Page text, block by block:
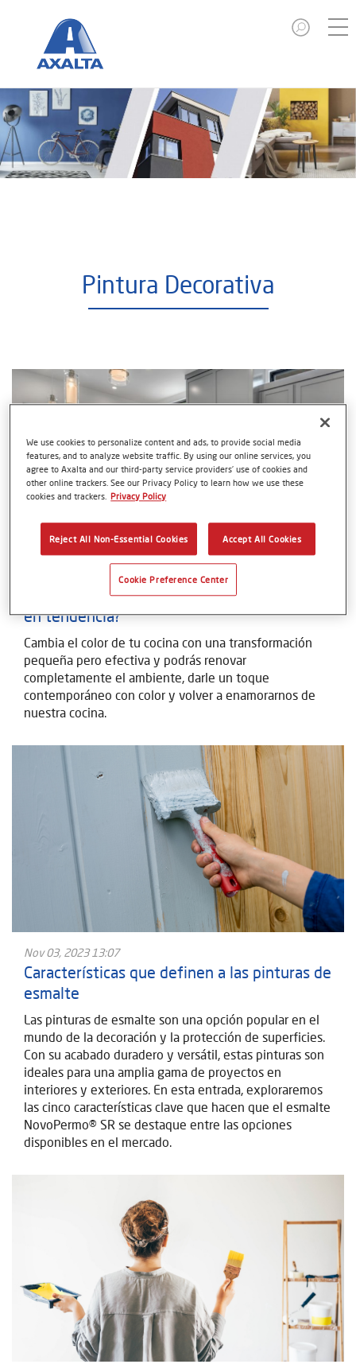
Pintura Decorativa
Colores para cocina, ¿cómo hacer que se vea
en tendencia?
Cambia el color de tu cocina con una transformación
pequeña pero efectiva y podrás renovar
completamente el ambiente, darle un toque
contemporáneo con color y volver a enamorarnos de
nuestra cocina.
Nov 03, 2023 13:07
Características que definen a las pinturas de
esmalte
Las pinturas de esmalte son una opción popular en el
mundo de la decoración y la protección de superficies.
Con su acabado duradero y versátil, estas pinturas son
ideales para una amplia gama de proyectos en
interiores y exteriores. En esta entrada, exploraremos
las cinco características clave que hacen que el esmalte
NovoPermo® SR se destaque entre las opciones
disponibles en el mercado.
We use cookies to personalize content and ads, to provide social media
features, and to analyze website traffic. By using our online services, you
agree to Axalta and our third-party service providers’ use of cookies and
other online trackers. See our Privacy Policy to learn how we use these
cookies and trackers. Privacy Policy
Reject All Non-Essential Cookies Accept All Cookies
Cookie Preference Center